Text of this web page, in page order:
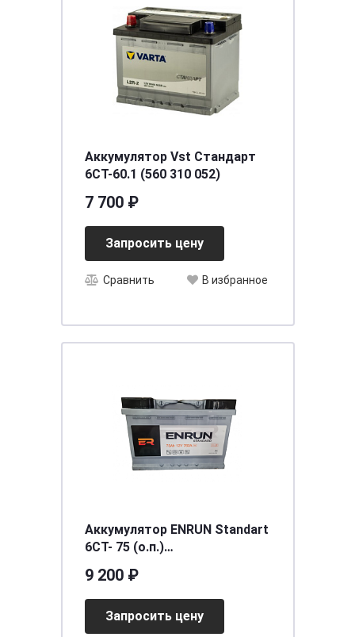
Аккумулятор Vst Стандарт
6CT-60.1 (560 310 052)
7 700 ₽
Запросить цену
Сравнить В избранное
Аккумулятор ENRUN Standart
6СТ- 75 (о.п.)
9 200 ₽
Запросить цену